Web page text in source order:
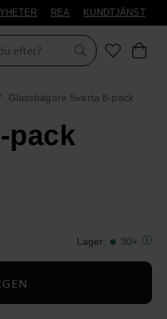
REA KUNDTJÄNST
Glassbägare Svarta 8-pack
pack
Lager: 30+